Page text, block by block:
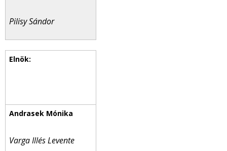
Pilisy Sándor
Varga Illés Levente